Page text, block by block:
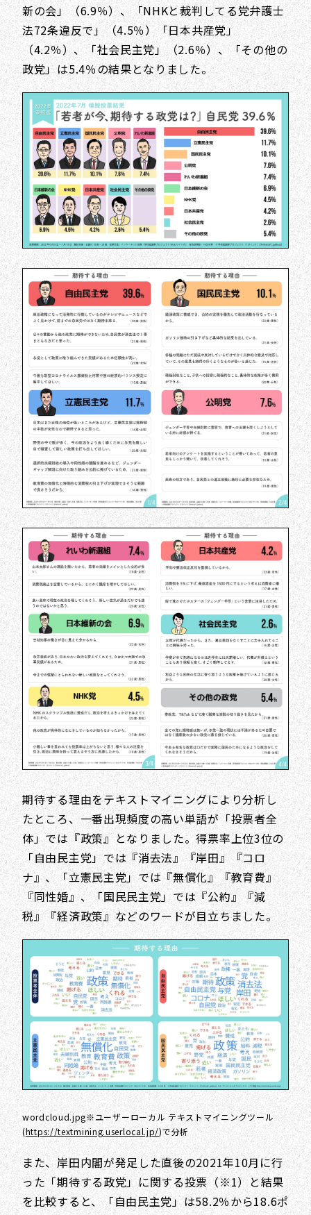
新の会」（6.9％）、「NHKと裁判してる党弁護士
法72条違反で」（4.5％）「日本共産党」
（4.2％）、「社会民主党」（2.6％）、「その他の
政党」は5.4％の結果となりました。
期待する理由をテキストマイニングにより分析し
たところ、一番出現頻度の高い単語が「投票者全
体」では『政策』となりました。得票率上位3位の
「自由民主党」では『消去法』『岸田』『コロ
ナ』、「立憲民主党」では『無償化』『教育費』
『同性婚』、「国民民主党」では『公約』『減
税』『経済政策』などのワードが目立ちました。
wordcloud.jpg※ユーザーローカル テキストマイニングツール
(https://textmining.userlocal.jp/)で分析
また、岸田内閣が発足した直後の2021年10月に行
った「期待する政党」に関する投票（※1）と結果
を比較すると、「自由民主党」は58.2％から18.6ポ